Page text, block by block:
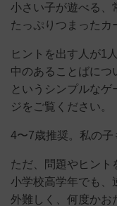
小さい子が遊べる、
たっぷりつまったカ
ヒントを出す人が1
中のあることばにつ
というシンプルな
ジをご覧ください。
4〜7歳推奨。 私の子
ただ、問題やヒント
小学校高学年でも、
外難しく、何度かお